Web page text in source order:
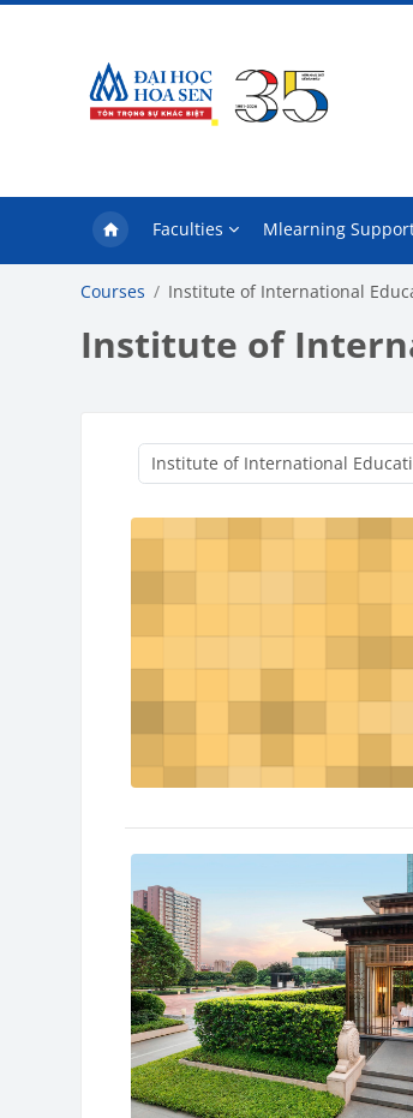
Faculties Mlearning
Courses Institute of International
Institute of